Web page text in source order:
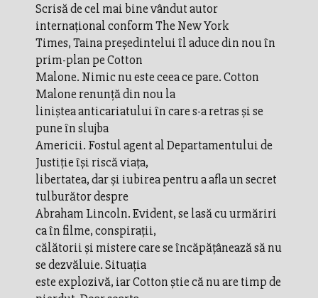
Scrisă de cel mai bine vândut autor
internaţional conform The New York
Times, Taina preşedintelui îl aduce din nou în
prim-plan pe Cotton
Malone. Nimic nu este ceea ce pare. Cotton
Malone renunţă din nou la
liniştea anticariatului în care s-a retras şi se
pune în slujba
Americii. Fostul agent al Departamentului de
Justiţie îşi riscă viaţa,
libertatea, dar şi iubirea pentru a afla un secret
tulburător despre
Abraham Lincoln. Evident, se lasă cu urmăriri
ca în filme, conspiraţii,
călătorii şi mistere care se încăpăţânează să nu
se dezvăluie. Situaţia
este explozivă, iar Cotton ştie că nu are timp de